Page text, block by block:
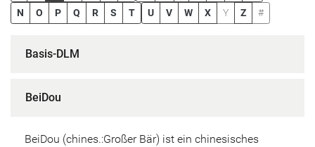
N
O P Q R S T U V W X Y Z #
Basis-DLM
BeiDou
BeiDou (chines.:Großer Bär) ist ein chinesisches